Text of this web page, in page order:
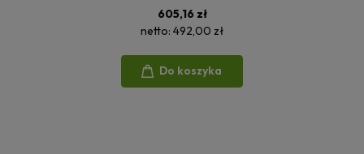
605,16 zł
netto: 492,00 zł
Do koszyka